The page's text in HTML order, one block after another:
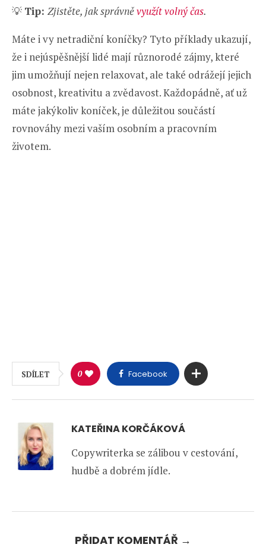
💡 Tip: Zjistěte, jak správněvyužít volný čas.
Máte i vy netradiční koníčky? Tyto příklady ukazují,
že i nejúspěšnější lidé mají různorodé zájmy, které
jim umožňují nejen relaxovat, ale také odrážejí jejich
osobnost, kreativitu a zvědavost. Každopádně, ať už
máte jakýkoliv koníček, je důležitou součástí
rovnováhy mezi vaším osobním a pracovním
životem.
SDÍLET 0 Facebook
KATEŘINA KORČÁKOVÁ
Copywriterka se zálibou v cestování,
hudbě a dobrém jídle.
PŘIDAT KOMENTÁŘ →